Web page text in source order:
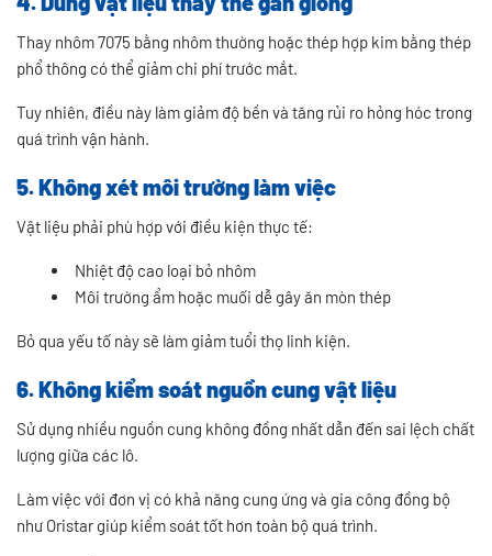
Thay nhôm 7075 bằng nhôm thường hoặc thép hợp kim bằng thép
phổ thông có thể giảm chi phí trước mắt.
Tuy nhiên, điều này làm giảm độ bền và tăng rủi ro hỏng hóc trong
quá trình vận hành.
5. Không xét môi trường làm việc
Vật liệu phải phù hợp với điều kiện thực tế:
Nhiệt độ cao loại bỏ nhôm
Môi trường ẩm hoặc muối dễ gây ăn mòn thép
Bỏ qua yếu tố này sẽ làm giảm tuổi thọ linh kiện.
6. Không kiểm soát nguồn cung vật liệu
Sử dụng nhiều nguồn cung không đồng nhất dẫn đến sai lệch chất
lượng giữa các lô.
Làm việc với đơn vị có khả năng cung ứng và gia công đồng bộ
như Oristar giúp kiểm soát tốt hơn toàn bộ quá trình.